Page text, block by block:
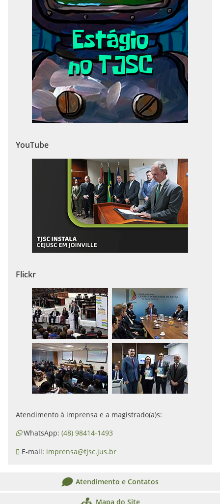
YouTube
Flickr
Atendimento à imprensa e a magistrado(a)s:
WhatsApp: (48) 98414-1493
E-mail: imprensa@tjsc.jus.br
Atendimento e Contatos
Mapa do Site